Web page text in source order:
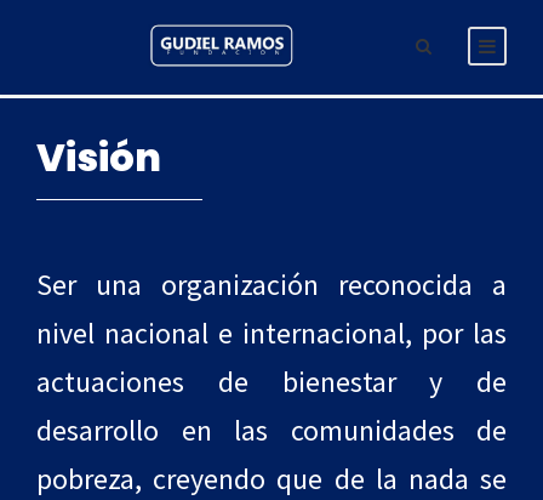
Visión
Ser una organización reconocida a
nivel nacional e internacional, por las
actuaciones de bienestar y de
desarrollo en las comunidades de
pobreza, creyendo que de la nada se